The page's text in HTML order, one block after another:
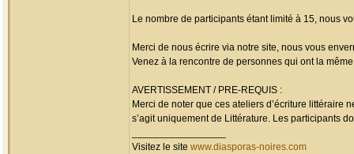
Le nombre de participants étant limité à 15, nous
Merci de nous écrire via notre site, nous vous
Venez à la rencontre de personnes qui ont la
AVERTISSEMENT / PRE-REQUIS :
Merci de noter que ces ateliers d’écriture
s’agit uniquement de Littérature. Les participants
Visitez le site www.diasporas-noires.com